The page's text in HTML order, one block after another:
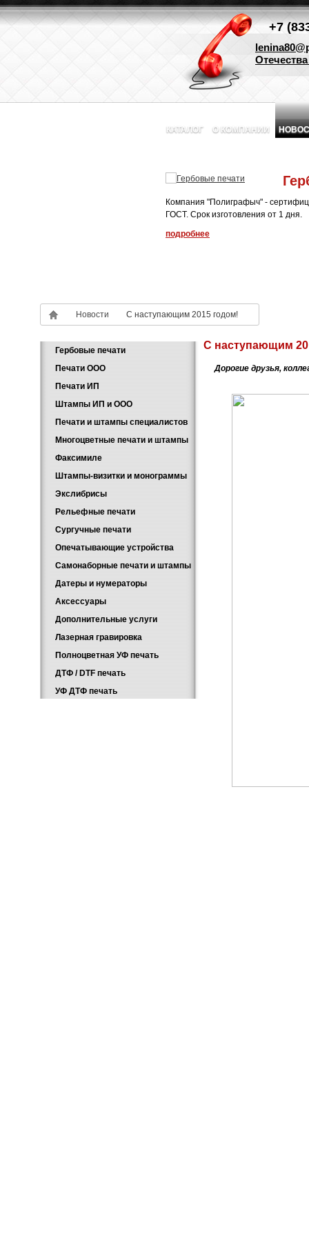
+7
КАТАЛОГ О КОМПАНИИ
Компания "Полиграфыч" -
ГОСТ. Срок изготовления от 1 дня.
подробнее
Новости
С наступающим 2015 годом!
С наступающим
Дорогие друзья,
Гербовые печати
Печати ООО
Печати ИП
Штампы ИП и ООО
Печати и штампы специалистов
Многоцветные печати и штампы
Факсимиле
Штампы-визитки и монограммы
Экслибрисы
Рельефные печати
Сургучные печати
Опечатывающие устройства
Самонаборные печати и штампы
Датеры и нумераторы
Аксессуары
Дополнительные услуги
Лазерная гравировка
Полноцветная УФ печать
ДТФ / DTF печать
УФ ДТФ печать